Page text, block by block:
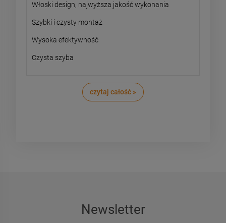
Włoski design, najwyższa jakość wykonania
Szybki i czysty montaż
Wysoka efektywność
Czysta szyba
czytaj całość »
Newsletter